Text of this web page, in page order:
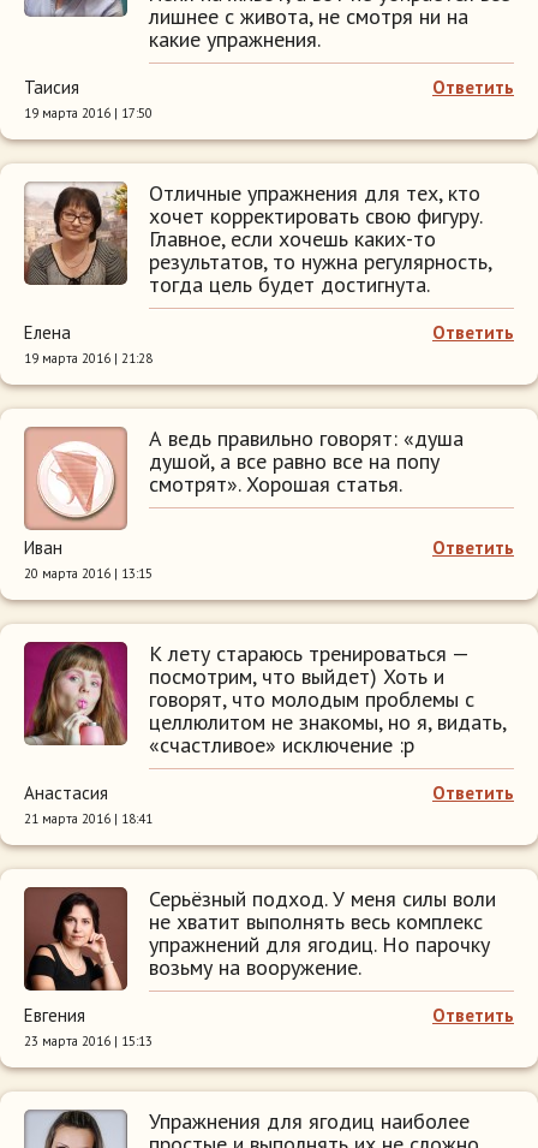
лишнее с живота, не смотря ни на
какие упражнения.
Ответить
Таисия
19 марта 2016 | 17:50
Отличные упражнения для тех, кто
хочет корректировать свою фигуру.
Главное, если хочешь каких-то
результатов, то нужна регулярность,
тогда цель будет достигнута.
Ответить
Елена
19 марта 2016 | 21:28
А ведь правильно говорят: «душа
душой, а все равно все на попу
смотрят». Хорошая статья.
Ответить
Иван
20 марта 2016 | 13:15
К лету стараюсь тренироваться —
посмотрим, что выйдет) Хоть и
говорят, что молодым проблемы с
целлюлитом не знакомы, но я, видать,
«счастливое» исключение :p
Ответить
Анастасия
21 марта 2016 | 18:41
Серьёзный подход. У меня силы воли
не хватит выполнять весь комплекс
упражнений для ягодиц. Но парочку
возьму на вооружение.
Ответить
Евгения
23 марта 2016 | 15:13
Упражнения для ягодиц наиболее